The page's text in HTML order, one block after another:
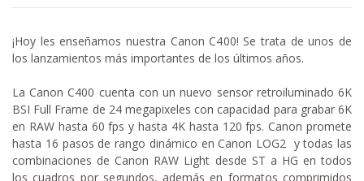
¡Hoy les enseñamos nuestra Canon C400! Se trata de unos de
los lanzamientos más importantes de los últimos años.
La Canon C400 cuenta con un nuevo sensor retroiluminado 6K
BSI Full Frame de 24 megapixeles con capacidad para grabar 6K
en RAW hasta 60 fps y hasta 4K hasta 120 fps. Canon promete
hasta 16 pasos de rango dinámico en Canon LOG2 y todas las
combinaciones de Canon RAW Light desde ST a HG en todos
los cuadros por segundos, además en formatos comprimidos